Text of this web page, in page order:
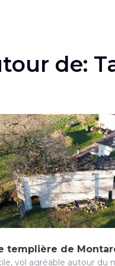
de:
templière de
vol agréable autour du